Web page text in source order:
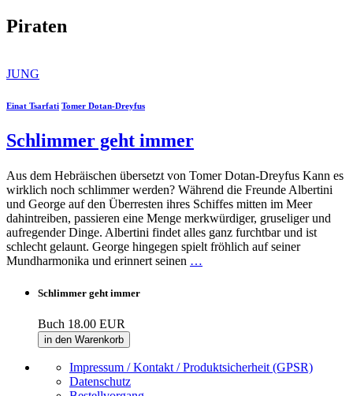
Piraten
JUNG
Einat Tsarfati Tomer Dotan-Dreyfus
Schlimmer geht immer
Aus dem Hebräischen übersetzt von Tomer Dotan-Dreyfus Kann es
wirklich noch schlimmer werden? Während die Freunde Albertini
und George auf den Überresten ihres Schiffes mitten im Meer
dahintreiben, passieren eine Menge merkwürdiger, gruseliger und
aufregender Dinge. Albertini findet alles ganz furchtbar und ist
schlecht gelaunt. George hingegen spielt fröhlich auf seiner
Mundharmonika und erinnert seinen …
Schlimmer geht immer
Buch 18.00 EUR
in den Warenkorb
Impressum / Kontakt / Produktsicherheit (GPSR)
Datenschutz